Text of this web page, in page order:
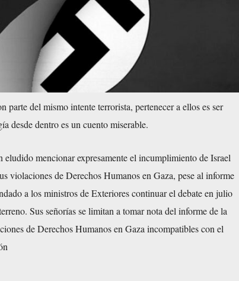
del mismo intente terrorista, pertenecer a ellos es ser
desde dentro es un cuento miserable.
mencionar expresamente el incumplimiento de Israel
violaciones de Derechos Humanos en Gaza, pese al informe
a los ministros de Exteriores continuar el debate en julio
Sus señorías se limitan a tomar nota del informe de la
de Derechos Humanos en Gaza incompatibles con el